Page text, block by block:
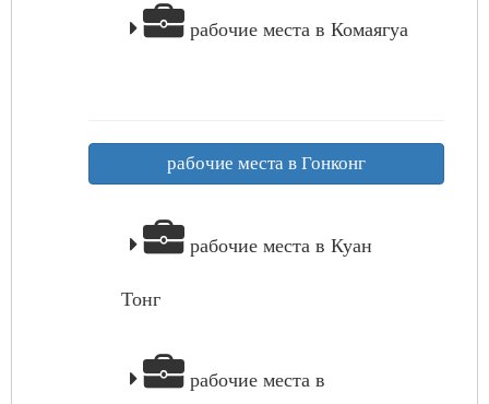
рабочие места в Комаягуа
рабочие места в Гонконг
рабочие места в Куан
Тонг
рабочие места в